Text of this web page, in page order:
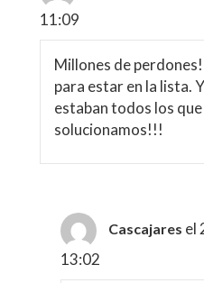
11:09
Millones de
para estar en la lista.
estaban todos los
solucionamos!!!
Cascajares el
13:02